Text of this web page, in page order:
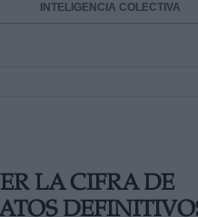
INTELIGENCIA COLECTIVA
LA CIFRA DE